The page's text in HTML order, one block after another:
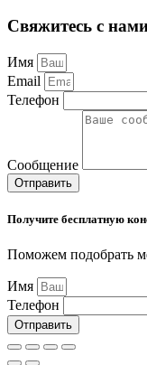
Свяжитесь с
Имя
Email
Телефон
Сообщение
Отправить
Получите бесплатную
Поможем подобрать
Имя
Телефон
Отправить